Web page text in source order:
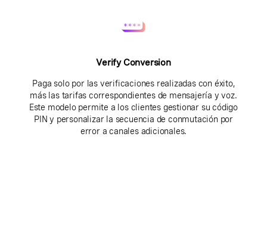
Verify Conversion
Paga solo por las verificaciones realizadas con éxito,
más las tarifas correspondientes de mensajería y voz.
Este modelo permite a los clientes gestionar su código
PIN y personalizar la secuencia de conmutación por
error a canales adicionales.